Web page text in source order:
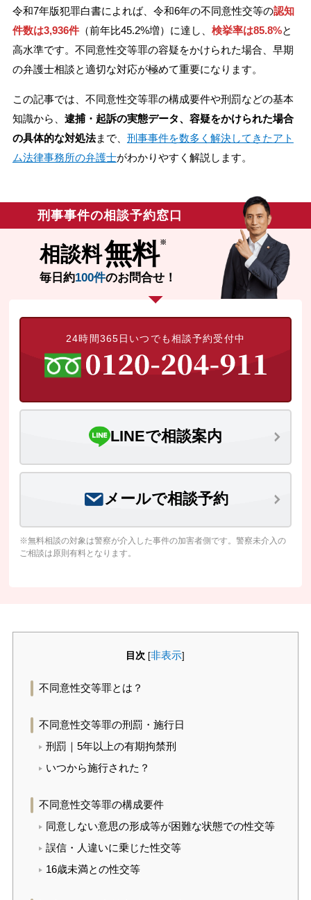
無料相談の口コミ評判
刑事事件について知りたい方
刑事事件データベース
令和7年版犯罪白書によれば、令和6年の不同意性交等の認知
件数は3,936件（前年比45.2%増）に達し、 検挙率は85.8%と
高水準です。不同意性交等罪の容疑をかけられた場合、早期
の弁護士相談と適切な対応が極めて重要になります。
この記事では、不同意性交等罪の構成要件や刑罰などの基本
知識から、 逮捕・起訴の実態データ、容疑をかけられた場合
の具体的な対処法まで、 刑事事件を数多く解決してきたアト
ム法律事務所の弁護士がわかりやすく解説します。
刑事事件の相談予約窓口
相談料無料
毎日約100件のお問合せ！
24時間365日いつでも相談予約受付中
LINEで相談案内
メールで相談予約
※無料相談の対象は警察が介入した事件の加害者側です。警察未介入の
ご相談は原則有料となります。
目次 [非表示]
不同意性交等罪とは？
不同意性交等罪の刑罰・施行日
刑罰｜5年以上の有期拘禁刑
いつから施行された？
不同意性交等罪の構成要件
同意しない意思の形成等が困難な状態での性交等
誤信・人違いに乗じた性交等
16歳未満との性交等